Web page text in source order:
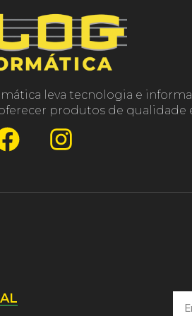
leva tecnologia e
produtos de qualidade